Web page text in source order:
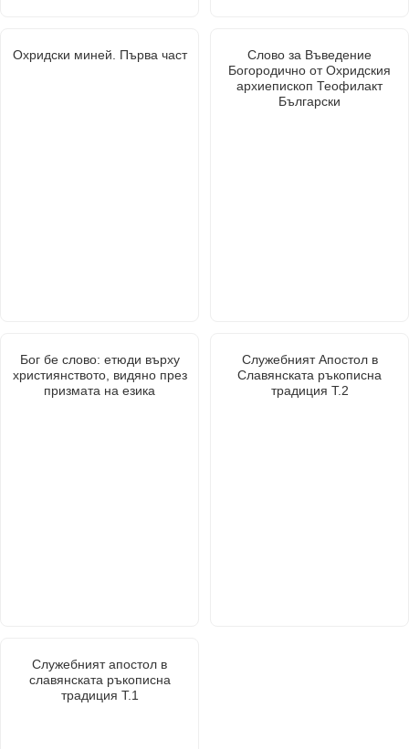
Охридски миней. Първа част
Слово за Въведение
Богородично от Охридския
архиепископ Теофилакт
Български
Бог бе слово: етюди върху
християнството, видяно през
призмата на езика
Служебният Апостол в
Славянската ръкописна
традиция Т.2
Служебният апостол в
славянската ръкописна
традиция Т.1